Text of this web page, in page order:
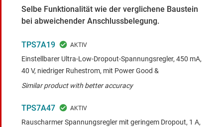
Selbe Funktionalität wie der verglichene Baustein
bei abweichender Anschlussbelegung.
TPS7A19
Einstellbarer Ultra-Low-Dropout-Spannungsregler, 450 mA,
40 V, niedriger Ruhestrom, mit Power Good &
Similar product with better accuracy
TPS7A47
Rauscharmer Spannungsregler mit geringem Dropout, 1 A,